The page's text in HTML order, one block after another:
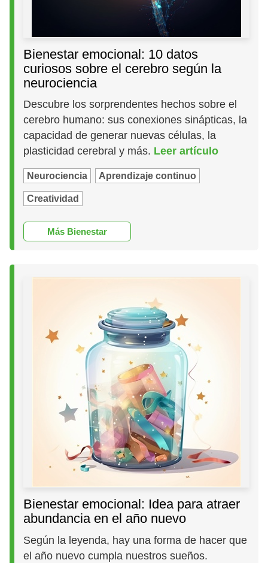
Bienestar emocional: 10 datos
curiosos sobre el cerebro según la
neurociencia
Descubre los sorprendentes hechos sobre el
cerebro humano: sus conexiones sinápticas, la
capacidad de generar nuevas células, la
plasticidad cerebral y más. Leer artículo
Neurociencia Aprendizaje continuo
Creatividad
Más Bienestar
Bienestar emocional: Idea para atraer
abundancia en el año nuevo
Según la leyenda, hay una forma de hacer que
el año nuevo cumpla nuestros sueños.